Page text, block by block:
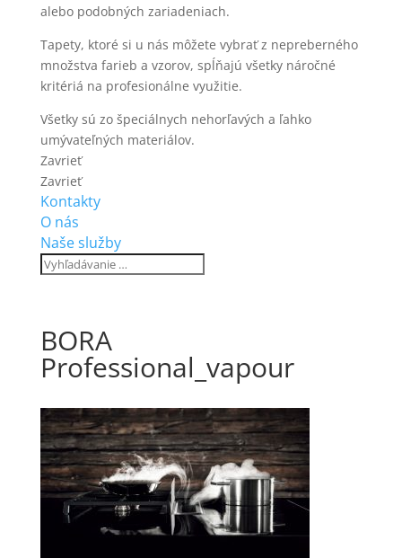
alebo podobných zariadeniach.
Tapety, ktoré si u nás môžete vybrať z nepreberného
množstva farieb a vzorov, spĺňajú všetky náročné
kritériá na profesionálne využitie.
Všetky sú zo špeciálnych nehorľavých a ľahko
umývateľných materiálov.
Zavrieť
Zavrieť
Kontakty
O nás
Naše služby
BORA
Professional_vapour